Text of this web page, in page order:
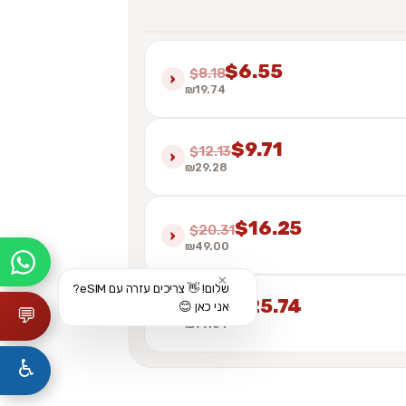
$8.18$6.55
₪19.74
›
$12.13$9.71
₪29.28
›
$20.31$16.25
₪49.00
›
$32.18 $25.74
₪77.64
💬
✕
שלום! 👋 צריכים עזרה עם eSIM?
אני כאן 😊
♿